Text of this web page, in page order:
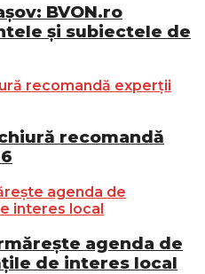
BVON.ro
și subiectele de
recomandă
agenda de
de interes local